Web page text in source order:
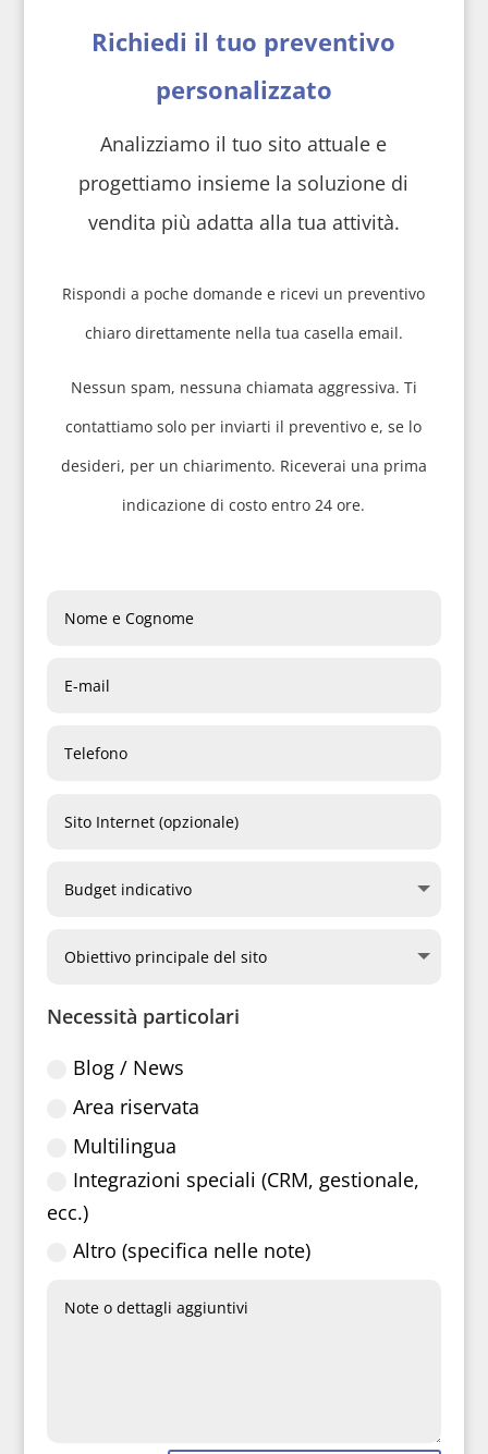
Richiedi il tuo preventivo
personalizzato
Analizziamo il tuo sito attuale e
progettiamo insieme la soluzione di
vendita più adatta alla tua attività.
Rispondi a poche domande e ricevi un preventivo
chiaro direttamente nella tua casella email.
Nessun spam, nessuna chiamata aggressiva. Ti
contattiamo solo per inviarti il preventivo e, se lo
desideri, per un chiarimento. Riceverai una prima
indicazione di costo entro 24 ore.
Necessità particolari
Blog / News
Area riservata
Multilingua
Integrazioni speciali (CRM, gestionale,
ecc.)
Altro (specifica nelle note)